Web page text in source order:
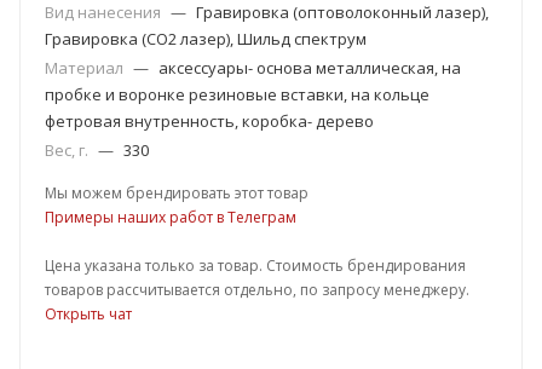
Вид нанесения — Гравировка (оптоволоконный лазер),
Гравировка (CO2 лазер), Шильд спектрум
Материал — аксессуары- основа металлическая, на
пробке и воронке резиновые вставки, на кольце
фетровая внутренность, коробка- дерево
Вес, г. — 330
Мы можем брендировать этот товар
Примеры наших работ в Телеграм
Цена указана только за товар. Стоимость брендирования
товаров рассчитывается отдельно, по запросу менеджеру.
Открыть чат